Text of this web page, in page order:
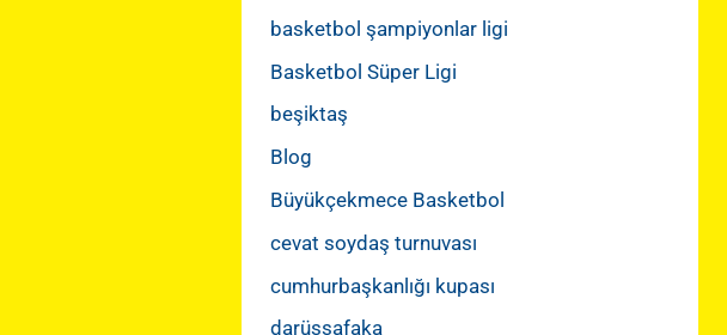
basketbol şampiyonlar ligi
Basketbol Süper Ligi
beşiktaş
Blog
Büyükçekmece Basketbol
cevat soydaş turnuvası
cumhurbaşkanlığı kupası
darüşşafaka